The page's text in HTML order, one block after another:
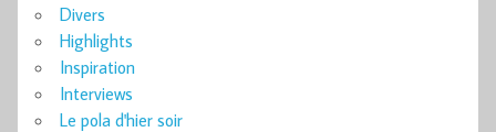
Divers
Highlights
Inspiration
Interviews
Le pola d'hier soir